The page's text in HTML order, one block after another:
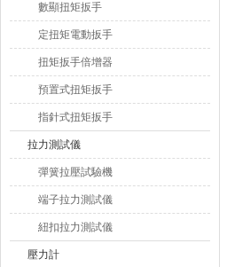
數顯扭矩扳手
定扭矩電動扳手
扭矩扳手倍增器
預置式扭矩扳手
指針式扭矩扳手
拉力測試儀
彈簧拉壓試驗機
端子拉力測試儀
紐扣拉力測試儀
壓力計